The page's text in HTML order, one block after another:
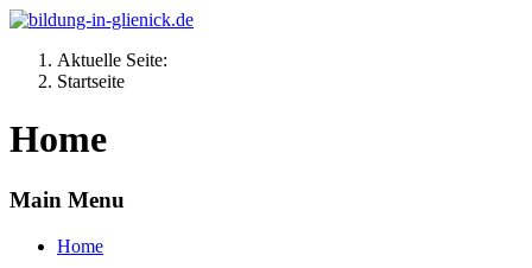
Aktuelle Seite:
Startseite
Home
Main Menu
Home